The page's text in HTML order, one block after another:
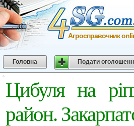
Агросправочник
Головна Подати
Цибуля на
район.